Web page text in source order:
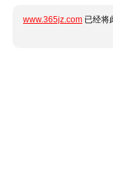
www.365jz.com 已经将